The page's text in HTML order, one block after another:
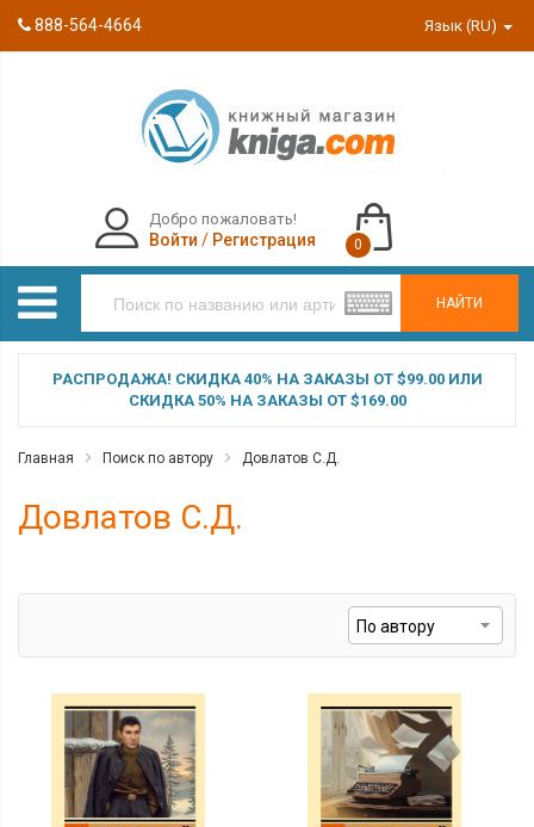
888-564-4664 Язык (RU)
НАЙТИ
Добро пожаловать!
Войти / Регистрация 0
РАСПРОДАЖА! СКИДКА 40% НА ЗАКАЗЫ ОТ $99.00 ИЛИ
СКИДКА 50% НА ЗАКАЗЫ ОТ $169.00
Главная Поиск по автору Довлатов С.Д.
Довлатов С.Д.